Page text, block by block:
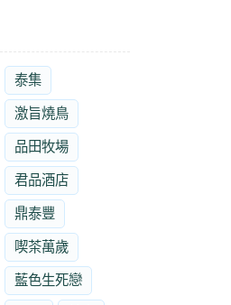
泰集
激旨燒鳥
品田牧場
君品酒店
鼎泰豐
喫茶萬歲
藍色生死戀